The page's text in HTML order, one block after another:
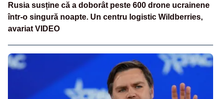
Rusia susține că a doborât peste 600 drone ucrainene
într-o singură noapte. Un centru logistic Wildberries,
avariat VIDEO